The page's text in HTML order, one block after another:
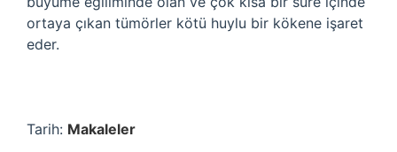
ortaya çıkan tümörler kötü huylu bir kökene işaret
eder.
Tarih: Makaleler